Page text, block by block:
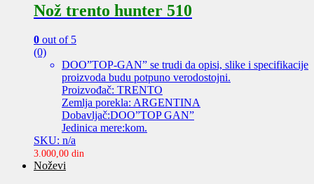
Nož trento hunter 510
0 out of 5
(0)
DOO”TOP-GAN” se trudi da opisi, slike i specifikacije
proizvoda budu potpuno verodostojni.
Proizvođač: TRENTO
Zemlja porekla: ARGENTINA
Dobavljač:DOO”TOP GAN”
Jedinica mere:kom.
SKU: n/a
3.000,00 din
Noževi